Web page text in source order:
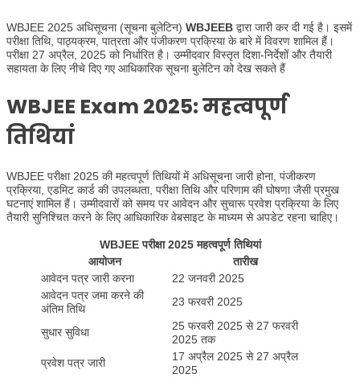
WBJEE 2025 अधिसूचना (सूचना बुलेटिन) WBJEEB द्वारा जारी कर दी गई है। इसमें
परीक्षा तिथि, पाठ्यक्रम, पात्रता और पंजीकरण प्रक्रिया के बारे में विवरण शामिल हैं।
परीक्षा 27 अप्रैल, 2025 को निर्धारित है। उम्मीदवार विस्तृत दिशा-निर्देशों और तैयारी
सहायता के लिए नीचे दिए गए आधिकारिक सूचना बुलेटिन को देख सकते हैं
WBJEE Exam 2025: महत्वपूर्ण
तिथियां
WBJEE परीक्षा 2025 की महत्वपूर्ण तिथियों में अधिसूचना जारी होना, पंजीकरण
प्रक्रिया, एडमिट कार्ड की उपलब्धता, परीक्षा तिथि और परिणाम की घोषणा जैसी प्रमुख
घटनाएं शामिल हैं। उम्मीदवारों को समय पर आवेदन और सुचारू प्रवेश प्रक्रिया के लिए
तैयारी सुनिश्चित करने के लिए आधिकारिक वेबसाइट के माध्यम से अपडेट रहना चाहिए।
WBJEE परीक्षा 2025 महत्वपूर्ण तिथियां
आयोजन
तारीख
आवेदन पत्र जारी करना
22 जनवरी 2025
आवेदन पत्र जमा करने की
अंतिम तिथि
23 फरवरी 2025
सुधार सुविधा
25 फरवरी 2025 से 27 फरवरी
2025 तक
प्रवेश पत्र जारी
17 अप्रैल 2025 से 27 अप्रैल
2025